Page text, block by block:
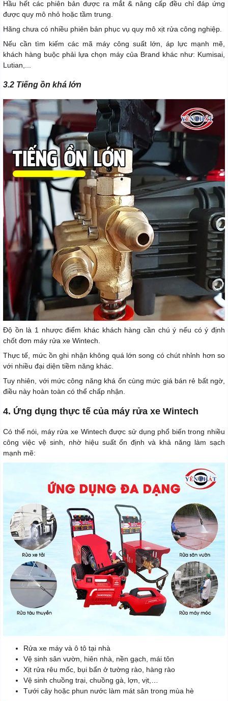
Hầu hết các phiên bản được ra mắt & nâng cấp đều chỉ đáp ứng
được quy mô nhỏ hoặc tầm trung.
Hãng chưa có nhiều phiên bản phục vụ quy mô xịt rửa công nghiệp.
Nếu cần tìm kiếm các mã máy công suất lớn, áp lực mạnh mẽ,
khách hàng buộc phải lựa chọn máy của Brand khác như: Kumisai,
Lutian,...
3.2 Tiếng ồn khá lớn
Độ ồn là 1 nhược điểm khác khách hàng cần chú ý nếu có ý định
chốt đơn máy rửa xe Wintech.
Thực tế, mức ồn ghi nhận không quá lớn song có chút nhỉnh hơn so
với nhiều đại diện tiềm năng khác.
Tuy nhiên, với mức công năng khá ổn cùng mức giá bán rẻ bất ngờ,
điều này hoàn toàn có thể chấp nhận.
4. Ứng dụng thực tế của máy rửa xe Wintech
Có thể nói, máy rửa xe Wintech được sử dụng phổ biến trong nhiều
công việc vệ sinh, nhờ hiệu suất ổn định và khả năng làm sạch
mạnh mẽ:
Rửa xe máy và ô tô tại nhà
Vệ sinh sân vườn, hiên nhà, nền gạch, mái tôn
Xịt rửa rêu mốc, bụi bẩn ở tường rào, hàng rào
Vệ sinh chuồng trại, chuồng gà, lợn, vịt,…
Tưới cây hoặc phun nước làm mát sân trong mùa hè